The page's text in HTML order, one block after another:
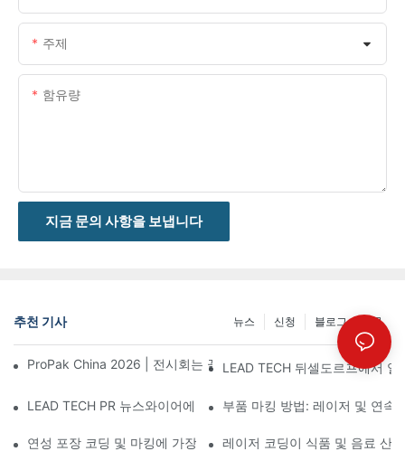
주제
함유량
지금 문의 사항을 보냅니다
추천 기사 블로그 게시물
신청
뉴스
ProPak China 2026 | 전시회는 끝나지만, 저희 서비스는 계속됩니
LEAD TECH 뒤셀도르프에서
LEAD TECH PR 뉴스와이어에 소개됨: Interpack 2026 독일에서
부품 마킹 방법: 레이저 및 연속
연성 포장 코딩 및 마킹에 가장 적합한 기술 선택레이저 코딩이 식품 및 음료 산